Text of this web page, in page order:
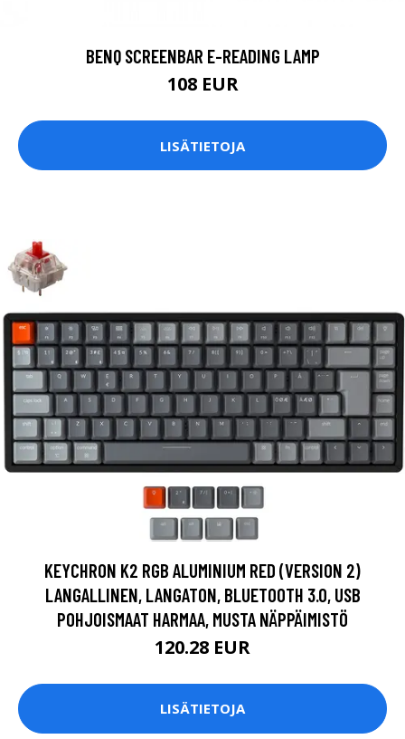
BENQ SCREENBAR E-READING LAMP
108 EUR
LISÄTIETOJA
KEYCHRON K2 RGB ALUMINIUM RED (VERSION 2)
LANGALLINEN, LANGATON, BLUETOOTH 3.0, USB
POHJOISMAAT HARMAA, MUSTA NÄPPÄIMISTÖ
120.28 EUR
LISÄTIETOJA